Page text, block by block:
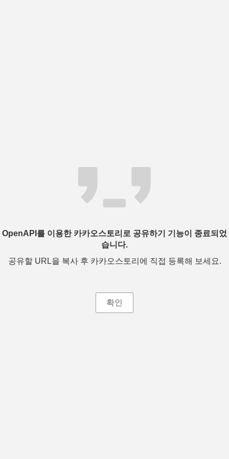
OpenAPI를 이용한 카카오스토리로 공유하기 기능이 종료되었
습니다.
공유할 URL을 복사 후 카카오스토리에 직접 등록해 보세요.
확인